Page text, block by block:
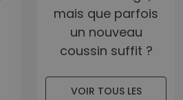
mais que parfois
un nouveau
coussin suffit ?
VOIR TOUS LES